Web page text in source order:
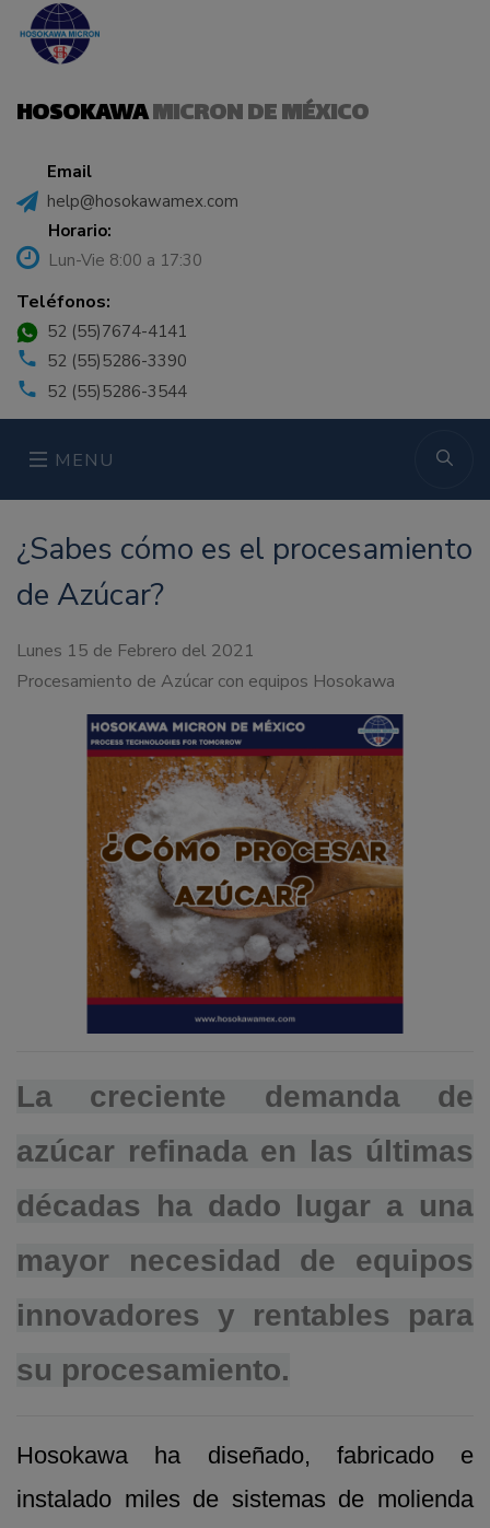
HOSOKAWAMICRON DE MÉXICO
Email
help@hosokawamex.com
Horario:
Lun-Vie 8:00 a 17:30
Teléfonos:
52 (55)7674-4141
52 (55)5286-3390
52 (55)5286-3544
MENU
¿Sabes cómo es el procesamiento
de Azúcar?
Lunes 15 de Febrero del 2021
Procesamiento de Azúcar con equipos Hosokawa
La creciente demanda de
azúcar refinada en las últimas
décadas ha dado lugar a una
mayor necesidad de equipos
innovadores y rentables para
su procesamiento.
Hosokawa ha diseñado, fabricado e
instalado miles de sistemas de molienda